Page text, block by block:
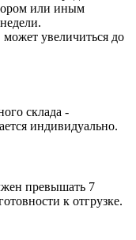
или иным
увеличиться до
склада -
индивидуально.
превышать 7
к отгрузке.